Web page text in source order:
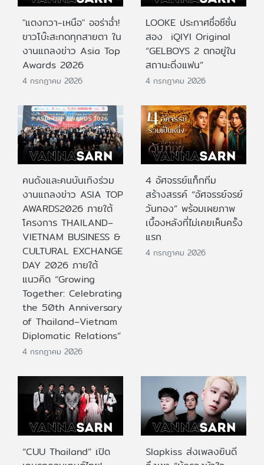
"แตงกวา-เหนือ" ออร่าฉ่ำ!
ขาวโบ๊ะสะกดทุกสายตา ใน
งานแถลงข่าว Asia Top
Awards 2026
4 กรกฎาคม 2026
LOOKE ประกาศชื่อซีซั่น
สอง iQIYI Original
“GELBOYS 2 ตกอยู่ใน
สถานะติ่งแฟน”
4 กรกฎาคม 2026
คนดังและคนบันเทิงร่วม
งานแถลงข่าว ASIA TOP
AWARDS2026 ภายใต้
โครงการ THAILAND–
VIETNAM BUSINESS &
CULTURAL EXCHANGE
DAY 2026 ภายใต้
แนวคิด “Growing
Together: Celebrating
the 50th Anniversary
of Thailand–Vietnam
Diplomatic Relations”
4 กรกฎาคม 2026
4 อัศจรรย์แท็กทีม
สร้างสรรค์ “อัศจรรย์จรย์
วันทอง” พร้อมเผยภาพ
เบื้องหลังที่ไม่เคยเห็นครั้ง
แรก
4 กรกฎาคม 2026
“CUU Thailand” เปิด
Slapkiss ส่งเพลงยินดี